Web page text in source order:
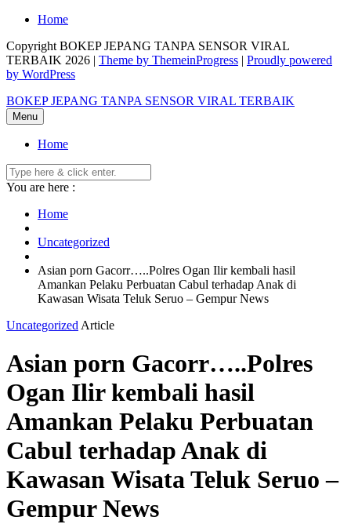
Skip
content
Home
Copyright BOKEP JEPANG TANPA SENSOR VIRAL
TERBAIK 2026 | Theme by ThemeinProgress | Proudly powered
by WordPress
BOKEP JEPANG TANPA SENSOR VIRAL TERBAIK
Menu
Home
You are here :
Home
Uncategorized
Asian porn Gacorr…..Polres Ogan Ilir kembali hasil
Amankan Pelaku Perbuatan Cabul terhadap Anak di
Kawasan Wisata Teluk Seruo – Gempur News
Uncategorized Article
Asian porn Gacorr…..Polres
Ogan Ilir kembali hasil
Amankan Pelaku Perbuatan
Cabul terhadap Anak di
Kawasan Wisata Teluk Seruo –
Gempur News